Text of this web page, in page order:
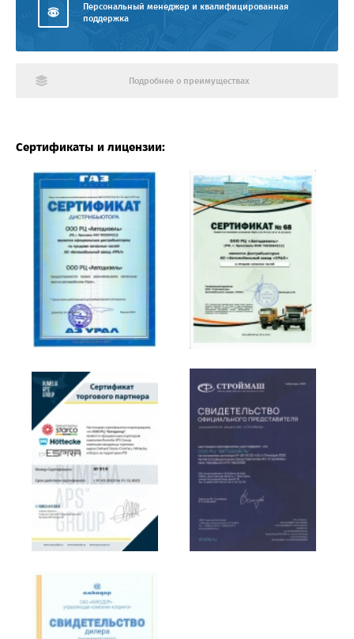
Персональный менеджер и квалифицированная
поддержка
Подробнее о преимуществах
Сертификаты и лицензии: